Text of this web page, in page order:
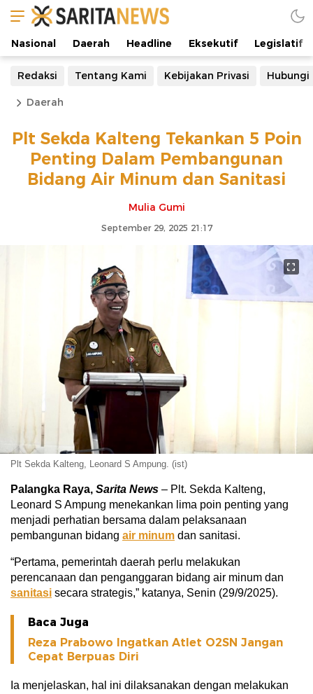
Nasional Daerah Headline Eksekutif Legislatif
Redaksi Tentang Kami Kebijakan Privasi Hubungi
Daerah
Plt Sekda Kalteng Tekankan 5 Poin
Penting Dalam Pembangunan
Bidang Air Minum dan Sanitasi
Mulia Gumi
September 29, 2025 21:17
Plt Sekda Kalteng, Leonard S Ampung. (ist)
Palangka Raya, Sarita News – Plt. Sekda Kalteng,
Leonard S Ampung menekankan lima poin penting yang
menjadi perhatian bersama dalam pelaksanaan
pembangunan bidang air minum dan sanitasi.
“Pertama, pemerintah daerah perlu melakukan
perencanaan dan penganggaran bidang air minum dan
sanitasi secara strategis,” katanya, Senin (29/9/2025).
Baca Juga
Reza Prabowo Ingatkan Atlet O2SN Jangan
Cepat Berpuas Diri
Ia menjelaskan, hal ini dilaksanakan dengan melakukan